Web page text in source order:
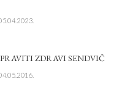
ZDRAVI SENDVIČ